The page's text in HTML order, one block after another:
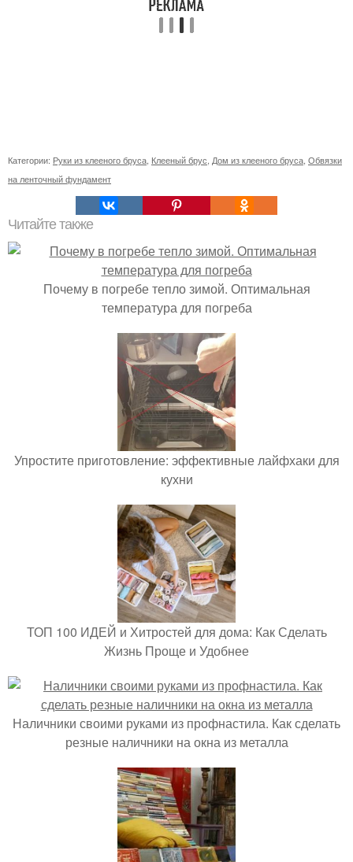
Категории: Руки из клееного бруса Клееный брус Дом из клееного бруса Обвязки
на ленточный фундамент
Читайте также
Почему в погребе тепло зимой. Оптимальная
температура для погреба
Упростите приготовление: эффективные лайфхаки для
кухни
ТОП 100 ИДЕЙ и Хитростей для дома: Как Сделать
Жизнь Проще и Удобнее
Наличники своими руками из профнастила. Как сделать
резные наличники на окна из металла